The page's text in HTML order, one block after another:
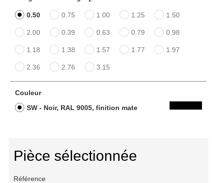
0.50 0.75 1.00 1.25 1.50
2.00 0.39 0.63 0.79 0.98
1.18 1.38 1.57 1.77 1.97
2.36 2.76 3.15
Couleur
SW - Noir, RAL 9005, finition mate
Pièce sélectionnée
Référence